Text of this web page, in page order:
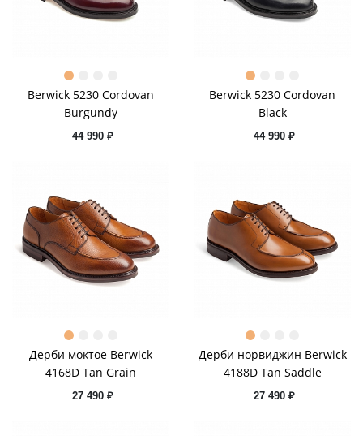
Berwick 5230 Cordovan
Burgundy
44 990 ₽
Berwick 5230 Cordovan
Black
44 990 ₽
Дерби моктое Berwick
4168D Tan Grain
27 490 ₽
Дерби норвиджин Berwick
4188D Tan Saddle
27 490 ₽